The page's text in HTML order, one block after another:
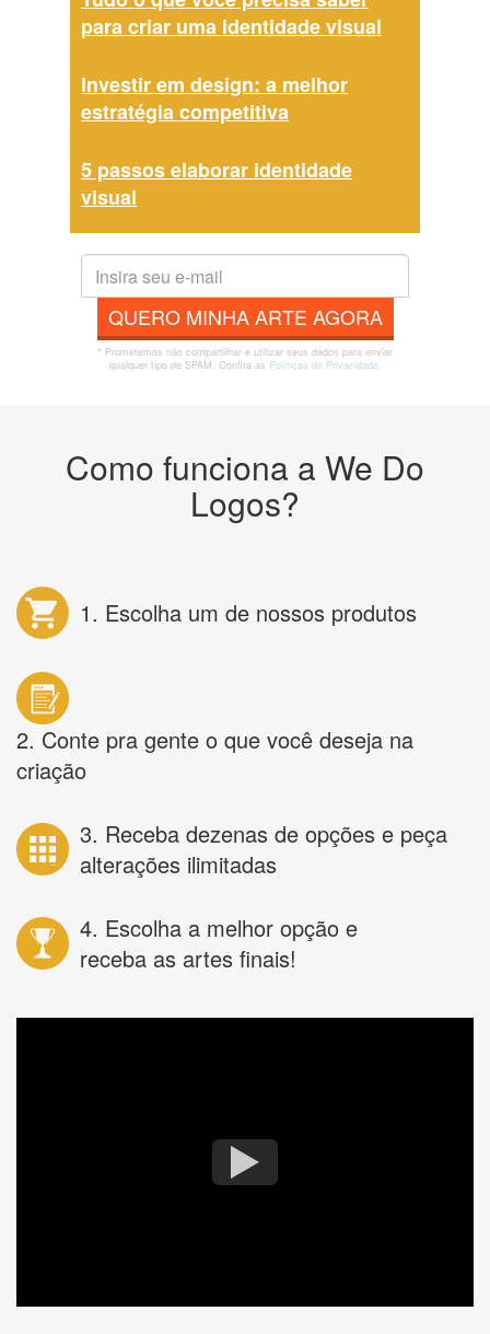
para criar uma identidade visual
Investir em design: a melhor
estratégia competitiva
5 passos elaborar identidade
visual
QUERO MINHA ARTE AGORA
* Prometemos não compartilhar e utilizar seus dados para enviar
qualquer tipo de SPAM. Confira as Políticas de Privacidade.
Como funciona a We Do
Logos?
1. Escolha um de nossos produtos
2. Conte pra gente o que você deseja na
criação
3. Receba dezenas de opções e peça
alterações ilimitadas
4. Escolha a melhor opção e
receba as artes finais!